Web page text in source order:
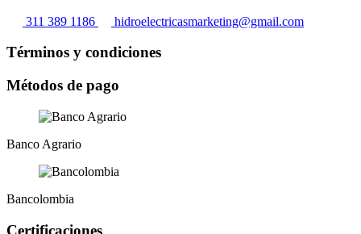
311 389 1186 hidroelectricasmarketing@gmail.com
Términos y condiciones
Métodos de pago
Banco Agrario
Bancolombia
Certificaciones